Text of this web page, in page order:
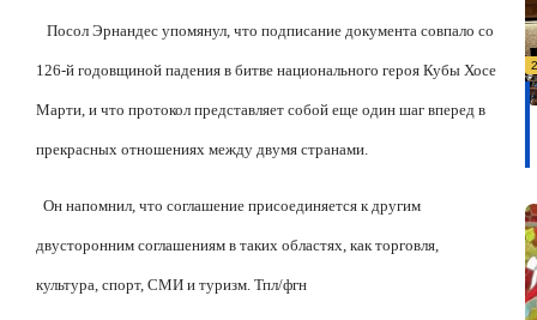
Посол Эрнандес упомянул, что подписание документа совпало со
126-й годовщиной падения в битве национального героя Кубы Хосе
Марти, и что протокол представляет собой еще один шаг вперед в
прекрасных отношениях между двумя странами.
Он напомнил, что соглашение присоединяется к другим
двусторонним соглашениям в таких областях, как торговля,
культура, спорт, СМИ и туризм. Тпл/фгн